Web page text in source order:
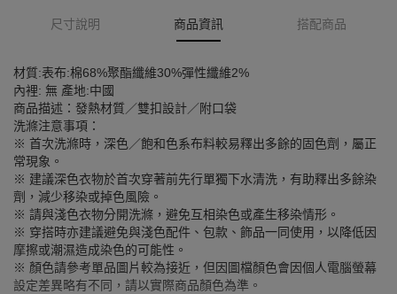
尺寸說明 商品資訊 搭配商品
材質:表布:棉68%聚酯纖維30%彈性纖維2%
內裡: 無 產地:中國
商品描述：發熱材質／雙扣設計／附口袋
洗滌注意事項：
※ 首次洗滌時，深色／飽和色系布料較易釋出多餘的固色劑，屬正
常現象。
※ 建議深色衣物於首次穿著前先行單獨下水清洗，有助釋出多餘染
劑，減少移染或掉色風險。
※ 請與淺色衣物分開洗滌，避免互相染色或產生移染情形。
※ 穿搭時亦建議避免與淺色配件、包款、飾品一同使用，以降低因
摩擦或潮濕造成染色的可能性。
※ 顏色請參考單品圖片較為接近，但因圖檔顏色會因個人電腦螢幕
設定差異略有不同，請以實際商品顏色為準。